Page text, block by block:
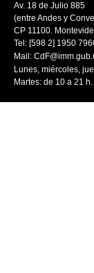
Av. 18 de Julio 885
(entre Andes y
CP 11100.
Tel: [598 2] 1950
Mail:
Lunes, miércoles,
Martes: de 10 a 21